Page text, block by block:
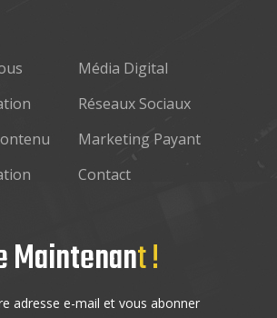
Média Digital
Réseaux Sociaux
Marketing Payant
Contact
Maintenant !
adresse e-mail et vous abonner